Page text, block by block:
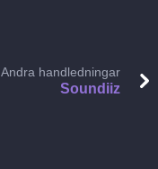
Andra handledningar
Soundiiz